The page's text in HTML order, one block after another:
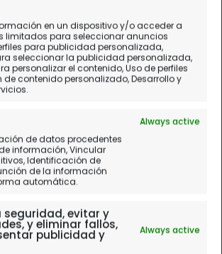
en un dispositivo y/o acceder a
limitados para seleccionar anuncios
para publicidad personalizada,
seleccionar la publicidad personalizada,
personalizar el contenido, Uso de perfiles
contenido personalizado, Desarrollo y
Always active
de datos procedentes
información, Vincular
Identificación de
de la información
automática.
evitar y
y eliminar fallos,
publicidad y Always active